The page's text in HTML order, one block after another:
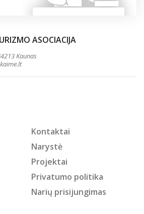
ASOCIACIJA
Kaunas
Kontaktai
Narystė
Projektai
Privatumo politika
Narių prisijungimas